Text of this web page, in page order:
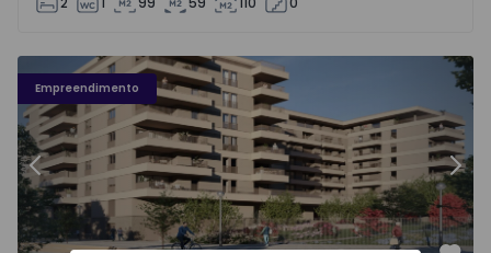
Empreendimento
Fachada PLENO JARDIM - 3
Anterior